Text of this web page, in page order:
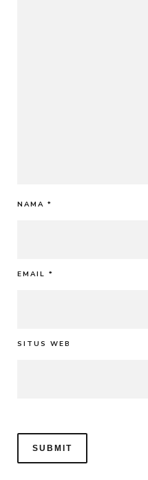
NAMA *
EMAIL *
SITUS WEB